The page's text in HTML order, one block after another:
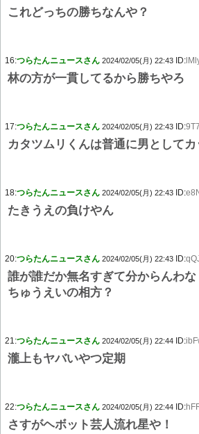
これどっちの勝ちなんや？
16:つらたんニュースさん 2024/02/05(月) 22:43 ID:
林の方が一貫してるから勝ちやろ
17:つらたんニュースさん 2024/02/05(月) 22:43 ID:
カタツムリくんは普通に男として
18:つらたんニュースさん 2024/02/05(月) 22:43 ID:
たきうえの負けやん
20:つらたんニュースさん 2024/02/05(月) 22:43 ID:
誰が誰だか無名すぎて分からんわな
ちゅうえいの相方？
21:つらたんニュースさん 2024/02/05(月) 22:44 ID:
瀧上もヤバいやつ定期
22:つらたんニュースさん 2024/02/05(月) 22:44 ID:
さすがヘボット芸人流れ星や！